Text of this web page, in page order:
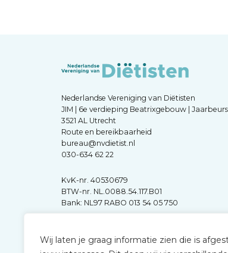
Wij laten je graag informatie zien die is
Nederlandse Vereniging van Diëtisten
JIM | 6e verdieping Beatrixgebouw |
3521 AL Utrecht
Route en bereikbaarheid
bureau@nvdietist.nl
030-634 62 22
KvK-nr. 40530679
BTW-nr. NL.0088.54.117.B01
Bank: NL97 RABO 013 54 05 750